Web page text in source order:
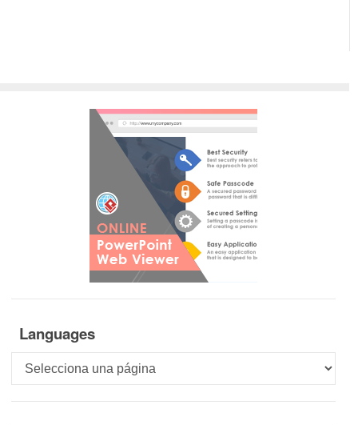
Languages
Languages